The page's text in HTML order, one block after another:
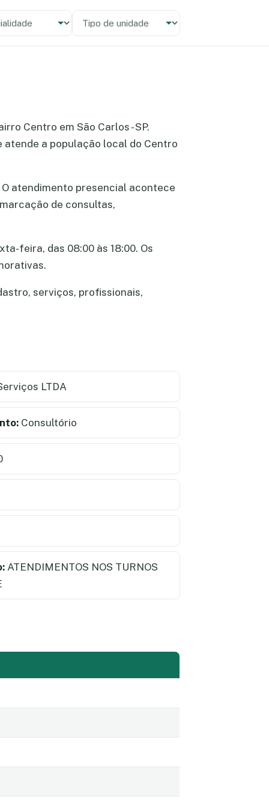
Centro em São Carlos - SP.
atende a população local do Centro
O atendimento presencial acontece
de consultas,
feira, das 08:00 às 18:00. Os
serviços, profissionais,
LTDA
Consultório
ATENDIMENTOS NOS TURNOS